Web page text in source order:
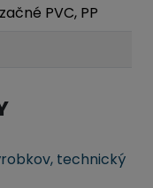
PVC, PP
technický